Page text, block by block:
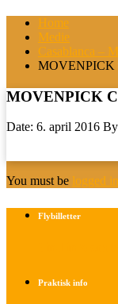
Home
Medie
Casablanca –
MOVENPICK
MOVENPICK
Date: 6. april 2016 By
You must be logged in
Flybilletter
Praktisk info